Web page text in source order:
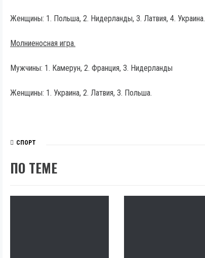
Женщины: 1. Польша, 2. Нидерланды, 3. Латвия, 4. Украина.
Молниеносная игра.
Мужчины: 1. Камерун, 2. Франция, 3. Нидерланды
Женщины: 1. Украина, 2. Латвия, 3. Польша.
СПОРТ
ПО ТЕМЕ